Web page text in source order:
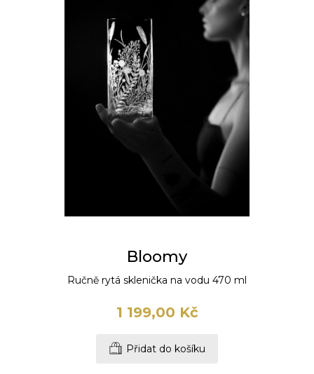
Bloomy
Ručně rytá sklenička na vodu 470 ml
1 199,00 Kč
Přidat do košíku